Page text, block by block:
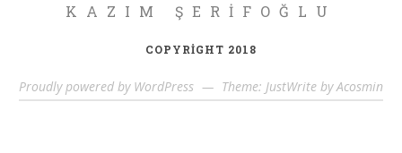
KAZIM ŞERIFOĞLU
COPYRIGHT 2018
Proudly powered by WordPress — Theme: JustWrite by Acosmin